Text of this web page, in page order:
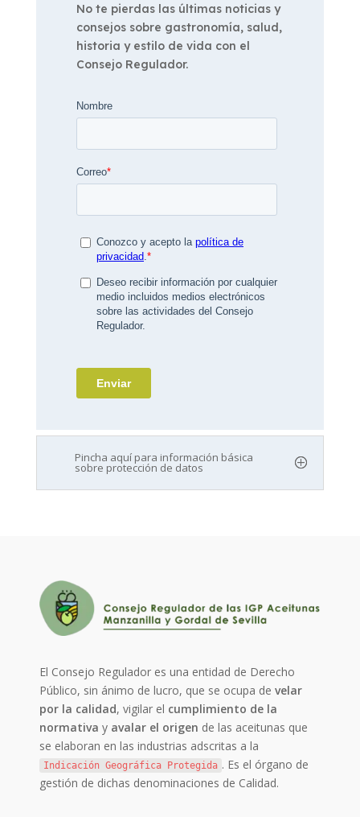
No te pierdas las últimas noticias y
consejos sobre gastronomía, salud,
historia y estilo de vida con el
Consejo Regulador.
Pincha aquí para información básica
sobre protección de datos
El Consejo Regulador es una entidad de Derecho
Público, sin ánimo de lucro, que se ocupa develar
por la calidad, vigilar el cumplimiento de la
normativa y avalar el origen de las aceitunas que
se elaboran en las industrias adscritas a la
Indicación Geográfica Protegida . Es el órgano de
gestión de dichas denominaciones de Calidad.